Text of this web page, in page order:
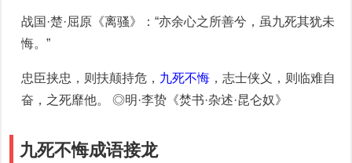
战国·楚·屈原《离骚》：“亦余心之所善兮，虽九死其犹未
悔。”
忠臣挟忠，则扶颠持危， 九死不悔 ，志士侠义，则临难自
奋，之死靡他。 ◎明·李贽《焚书·杂述·昆仑奴》
九死不悔成语接龙